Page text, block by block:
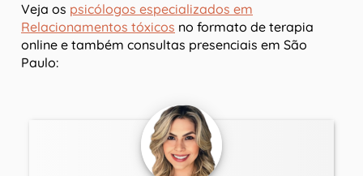
Veja os psicólogos especializados em
Relacionamentos tóxicos no formato de terapia
online e também consultas presenciais em São
Paulo: